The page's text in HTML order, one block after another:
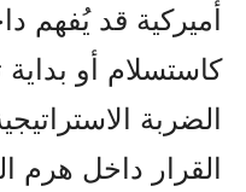
أميركية قد يُفهم
كاستسلام أو
الضربة
القرار داخل هرم